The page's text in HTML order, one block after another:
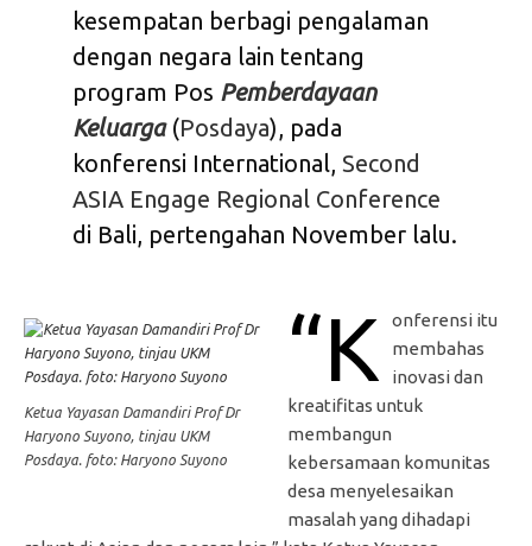
kesempatan berbagi pengalaman
dengan negara lain tentang
program Pos Pemberdayaan
Keluarga(Posdaya), pada
konferensi International, Second
ASIA Engage Regional Conference
di Bali, pertengahan November lalu.
Ketua Yayasan Damandiri Prof Dr
Haryono Suyono, tinjau UKM
Posdaya. foto: Haryono Suyono
“K
onferensi itu
membahas
inovasi dan
kreatifitas untuk
membangun
kebersamaan komunitas
desa menyelesaikan
masalah yang dihadapi